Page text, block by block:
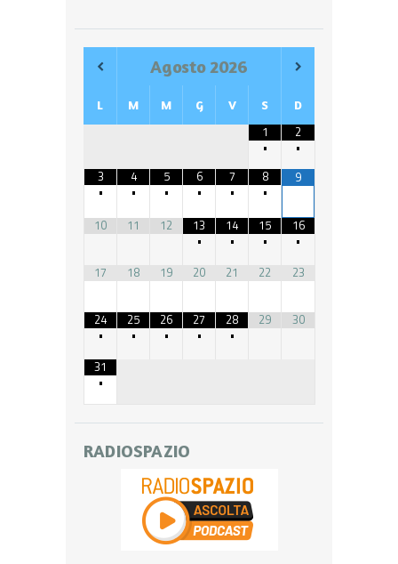
Agosto 2026
L M M G V S D
1
•
2
•
3
•
4
•
5
•
6
•
7
•
8
•
9
10 11 12
13
•
14
•
15
•
16
•
17
18 19 20 21 22 23
24
•
25
•
26
•
27
•
28
•
29 30
31
•
RADIOSPAZIO